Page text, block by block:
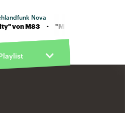
Nova
· "Midnight City" von M83